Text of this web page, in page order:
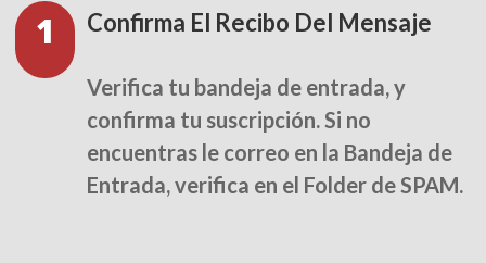
1 Confirma El Recibo Del Mensaje
Verifica tu bandeja de entrada, y
confirma tu suscripción. Si no
encuentras le correo en la Bandeja de
Entrada, verifica en el Folder de SPAM.